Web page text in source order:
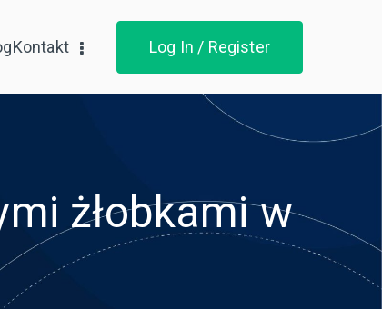
Kontakt Log In / Register
żłobkami w